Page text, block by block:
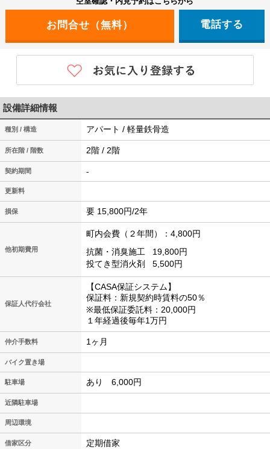
電話する
設備詳細情報
種別 / 構造 アパート / 軽量鉄骨造
所在階 / 階数 2階 / 2階
契約期間 -
更新料
損保 要 15,800円/2年
他初期費用
町内会費（２年間）：4,800円
抗菌・消臭施工
19,800円
投てき型消火剤
5,500円
保証人代行会社
【CASA保証システム】
保証料：新規契約時賃料の50％
※最低保証委託料：20,000円
１年経過後毎年1万円
仲介手数料 1ヶ月
バイク置き場
駐車場 あり 6,000円
近隣駐車場
周辺環境
借家区分 定期借家